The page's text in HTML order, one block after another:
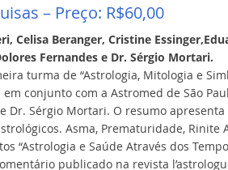
– Preço: R$60,00
Celisa Beranger, Cristine
Fernandes e Dr. Sérgio Mortari.
turma de “Astrologia, Mitologia e
conjunto com a Astromed de São
Dr. Sérgio Mortari. O resumo
Asma, Prematuridade, Rinite
“Astrologia e Saúde Através dos
publicado na revista